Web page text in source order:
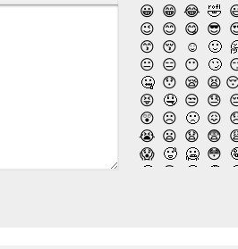
😀 😁 😂 🤣
😉 😊 😋 😎
😙 😚 ☺️ 🙂
😐 😑 😶 🙄
🤐 😯 😪 😫
😝 🤤 😒 😓
😲 ☹️ 🙁 😖
😭 😦 😧 😨
😱 🥵 🥶 😳
🤬
😷 🤒 🤕